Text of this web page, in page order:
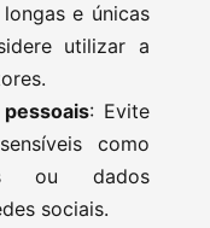
e únicas
utilizar a
: Evite
como
ou dados
sociais.